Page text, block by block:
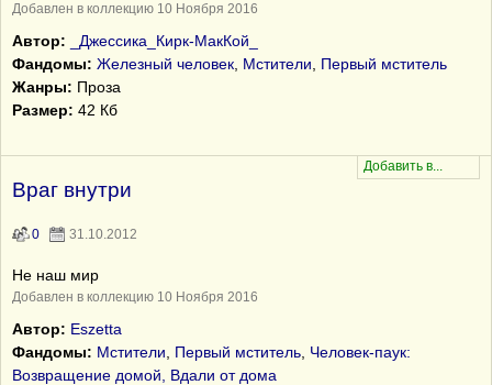
Добавлен в коллекцию 10 Ноября 2016
Автор:
_Джессика_Кирк-МакКой_
Фандомы: Железный человек Мстители
Первый мститель
Жанры: Проза
Размер: 42 Кб
Враг внутри
0 31.10.2012
Не наш мир
Добавлен в коллекцию 10 Ноября 2016
Автор: Eszetta
Фандомы: Мстители Первый мститель Человек-паук:
Возвращение домой, Вдали от дома